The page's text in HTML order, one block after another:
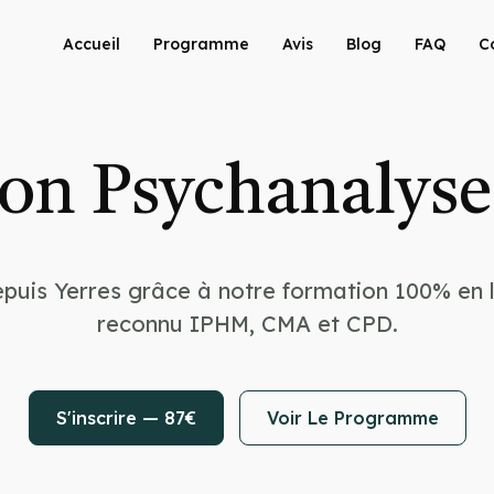
Accueil Programme Avis Blog FAQ
Yerres grâce à notre formation 100%
reconnu IPHM, CMA et CPD.
S'inscrire — 87€ Voir Le Programme